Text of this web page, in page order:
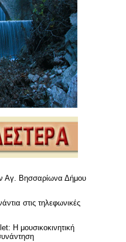
Αγ. Βησσαρίωνα Δήμου
στις τηλεφωνικές
Η μουσικοκινητική